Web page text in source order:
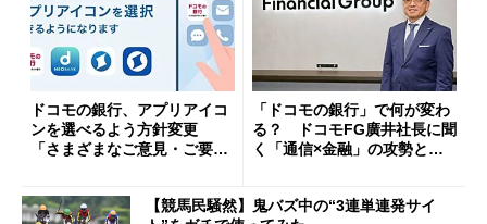
ドコモの銀行、アプリアイコ
ンを選べるよう方針変更
「さまざまなご意見・ご要望
「ドコモの銀行」で何が変わ
る？ ドコモFG廣井社長に聞
く「通信×金融」の攻勢とグ
【競馬民騒然】鬼バズ中の“3連単連発サイ